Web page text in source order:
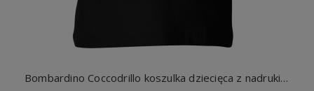
Bombardino Coccodrillo koszulka dziecięca z nadrukiem